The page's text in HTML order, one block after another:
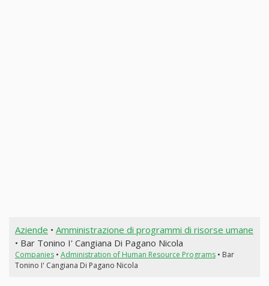
Aziende • Amministrazione di programmi di risorse umane
• Bar Tonino I' Cangiana Di Pagano Nicola
Companies• Administration of Human Resource Programs• Bar
Tonino I' Cangiana Di Pagano Nicola